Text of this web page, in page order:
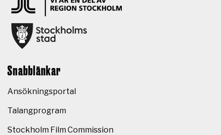
Snabblänkar
Ansökningsportal
Talangprogram
Stockholm Film Commission